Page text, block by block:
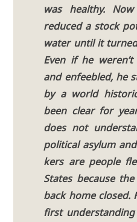
was healt­hy.
redu­ced a stock
water until it
Even if he
and enfee­bled, he
by a world
been clear for
does not
poli­ti­cal asyl­um
kers are peo­p­le
Sta­tes becau­se
back home clo­sed.
first